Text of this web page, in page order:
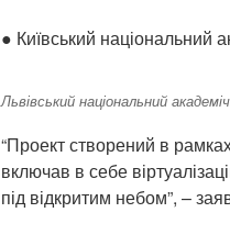
● Київський національний
Львівський національний
“Проект створений в
включав в себе
під відкритим небом”, –